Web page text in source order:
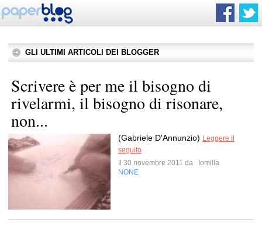
GLI ULTIMI ARTICOLI DEI BLOGGER
Scrivere è per me il bisogno di
rivelarmi, il bisogno di risonare,
non...
(Gabriele D'Annunzio) Leggere il
seguito
Il 30 novembre 2011 da
Iomilla
NONE